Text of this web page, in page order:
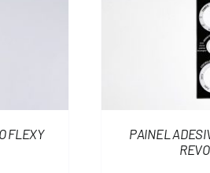
FLEXY
PAINEL